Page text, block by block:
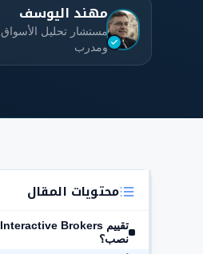
مهند اليوسف
مستشار تحليل الأسواق
ومدرب
محتويات المقال
نصب؟